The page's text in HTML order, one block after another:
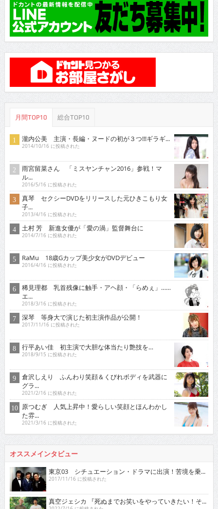
月間TOP10 総合TOP10
瀧内公美 主演・長編・ヌードの初が３つ!!!ギラギ...
2014/10/16 に投稿された
雨宮留菜さん 「ミスヤンチャン2016」参戦！マ
ル...
2016/5/16 に投稿された
真琴 セクシーDVDをリリースした元ひきこもり女
子...
2013/4/16 に投稿された
土村 芳 新進女優が「愛の渦」監督舞台に
2014/7/16 に投稿された
RaMu 18歳Gカップ美少女がDVDデビュー
2016/4/16 に投稿された
稀見理都 乳首残像に触手・アヘ顔・「らめぇ」……
エ...
2018/3/16 に投稿された
深琴 等身大で演じた初主演作品が公開！
2017/11/16 に投稿された
行平あい佳 初主演で大胆な体当たり艶技を…
2018/9/15 に投稿された
倉沢しえり ふんわり笑顔＆くびれボディを武器に
グラ...
2021/2/16 に投稿された
原つむぎ 人気上昇中！愛らしい笑顔とほんわかし
た雰...
2021/3/16 に投稿された
オススメインタビュー
東京03 シチュエーション・ドラマに出演！苦境を乗...
2017/11/16 に投稿された
真空ジェシカ 『死ぬまでお笑いをやっていきたい！そ...